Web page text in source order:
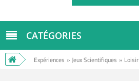
CATÉGORIES
Expériences » Jeux Scientifiques » Loisir